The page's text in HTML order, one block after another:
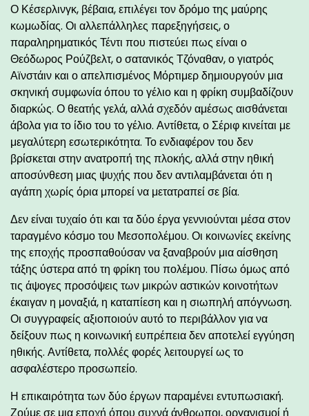
Ο Κέσερλινγκ, βέβαια, επιλέγει τον δρόμο της μαύρης
κωμωδίας. Οι αλλεπάλληλες παρεξηγήσεις, ο
παραληρηματικός Τέντι που πιστεύει πως είναι ο
Θεόδωρος Ρούζβελτ, ο σατανικός Τζόναθαν, ο γιατρός
Αϊνστάιν και ο απελπισμένος Μόρτιμερ δημιουργούν μια
σκηνική συμφωνία όπου το γέλιο και η φρίκη συμβαδίζουν
διαρκώς. Ο θεατής γελά, αλλά σχεδόν αμέσως αισθάνεται
άβολα για το ίδιο του το γέλιο. Αντίθετα, ο Σέριφ κινείται με
μεγαλύτερη εσωτερικότητα. Το ενδιαφέρον του δεν
βρίσκεται στην ανατροπή της πλοκής, αλλά στην ηθική
αποσύνθεση μιας ψυχής που δεν αντιλαμβάνεται ότι η
αγάπη χωρίς όρια μπορεί να μετατραπεί σε βία.
Δεν είναι τυχαίο ότι και τα δύο έργα γεννιούνται μέσα στον
ταραγμένο κόσμο του Μεσοπολέμου. Οι κοινωνίες εκείνης
της εποχής προσπαθούσαν να ξαναβρούν μια αίσθηση
τάξης ύστερα από τη φρίκη του πολέμου. Πίσω όμως από
τις άψογες προσόψεις των μικρών αστικών κοινοτήτων
έκαιγαν η μοναξιά, η καταπίεση και η σιωπηλή απόγνωση.
Οι συγγραφείς αξιοποιούν αυτό το περιβάλλον για να
δείξουν πως η κοινωνική ευπρέπεια δεν αποτελεί εγγύηση
ηθικής. Αντίθετα, πολλές φορές λειτουργεί ως το
ασφαλέστερο προσωπείο.
Η επικαιρότητα των δύο έργων παραμένει εντυπωσιακή.
Ζούμε σε μια εποχή όπου συχνά άνθρωποι, οργανισμοί ή